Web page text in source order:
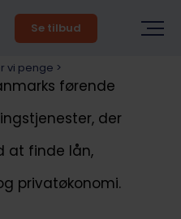
Se tilbud
vi penge >
førende
der
at finde lån,
privatøkonomi.